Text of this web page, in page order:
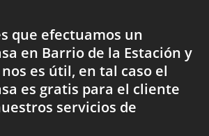
que efectuamos un
en Barrio de la Estación y
es útil, en tal caso el
es gratis para el cliente
servicios de